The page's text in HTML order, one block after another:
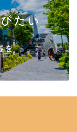
たい
を